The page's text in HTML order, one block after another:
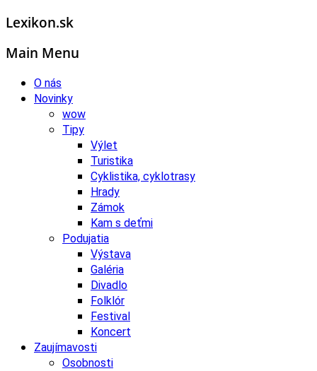
Lexikon.sk
Main Menu
O nás
Novinky
wow
Tipy
Výlet
Turistika
Cyklistika, cyklotrasy
Hrady
Zámok
Kam s deťmi
Podujatia
Výstava
Galéria
Divadlo
Folklór
Festival
Koncert
Zaujímavosti
Osobnosti